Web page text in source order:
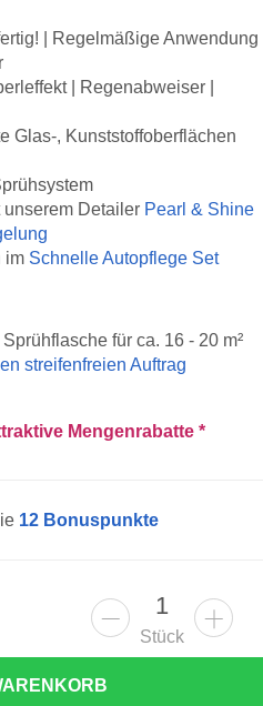
| Regelmäßige Anwendung
| Regenabweiser |
Glas-, Kunststoffoberflächen
Detailer Pearl & Shine
im Schnelle Autopflege Set
für ca. 16 - 20 m²
streifenfreien Auftrag
Mengenrabatte *
12 Bonuspunkte
Stück